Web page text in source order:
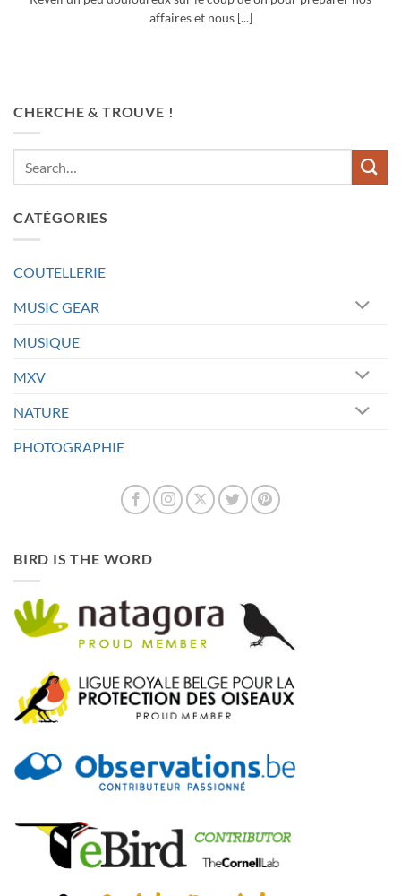
affaires et nous [...]
CHERCHE & TROUVE !
CATÉGORIES
COUTELLERIE
MUSIC GEAR
MUSIQUE
MXV
NATURE
PHOTOGRAPHIE
BIRD IS THE WORD